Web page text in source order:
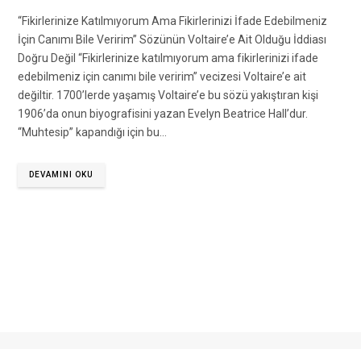
“Fikirlerinize Katılmıyorum Ama Fikirlerinizi İfade Edebilmeniz
İçin Canımı Bile Veririm” Sözünün Voltaire’e Ait Olduğu İddiası
Doğru Değil “Fikirlerinize katılmıyorum ama fikirlerinizi ifade
edebilmeniz için canımı bile veririm” vecizesi Voltaire’e ait
değiltir. 1700’lerde yaşamış Voltaire’e bu sözü yakıştıran kişi
1906’da onun biyografisini yazan Evelyn Beatrice Hall’dur.
“Muhtesip” kapandığı için bu…
DEVAMINI OKU